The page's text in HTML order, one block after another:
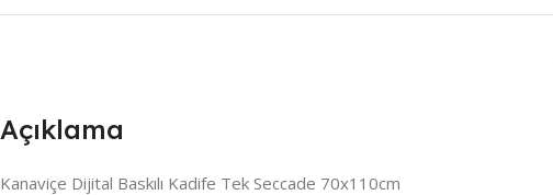
Açıklama
Kanaviçe Dijital Baskılı Kadife Tek Seccade 70x110cm